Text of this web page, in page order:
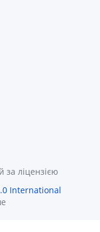
за ліцензією
International